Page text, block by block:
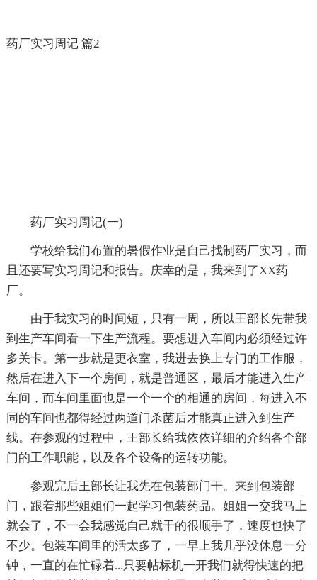
药厂实习周记 篇2
药厂实习周记(一)
学校给我们布置的暑假作业是自己找制药厂实习，而
且还要写实习周记和报告。庆幸的是，我来到了XX药
厂。
由于我实习的时间短，只有一周，所以王部长先带我
到生产车间看一下生产流程。要想进入车间内必须经过许
多关卡。第一步就是更衣室，我进去换上专门的工作服，
然后在进入下一个房间，就是普通区，最后才能进入生产
车间，而车间里面也是一个一个的相通的房间，每进入不
同的车间也都得经过两道门杀菌后才能真正进入到生产
线。在参观的过程中，王部长给我依依详细的介绍各个部
门的工作职能，以及各个设备的运转功能。
参观完后王部长让我先在包装部门干。来到包装部
门，跟着那些姐姐们一起学习包装药品。姐姐一交我马上
就会了，不一会我感觉自己就干的很顺手了，速度也快了
不少。包装车间里的活太多了，一早上我几乎没休息一分
钟，一直的在忙碌着...只要帖标机一开我们就得快速的把